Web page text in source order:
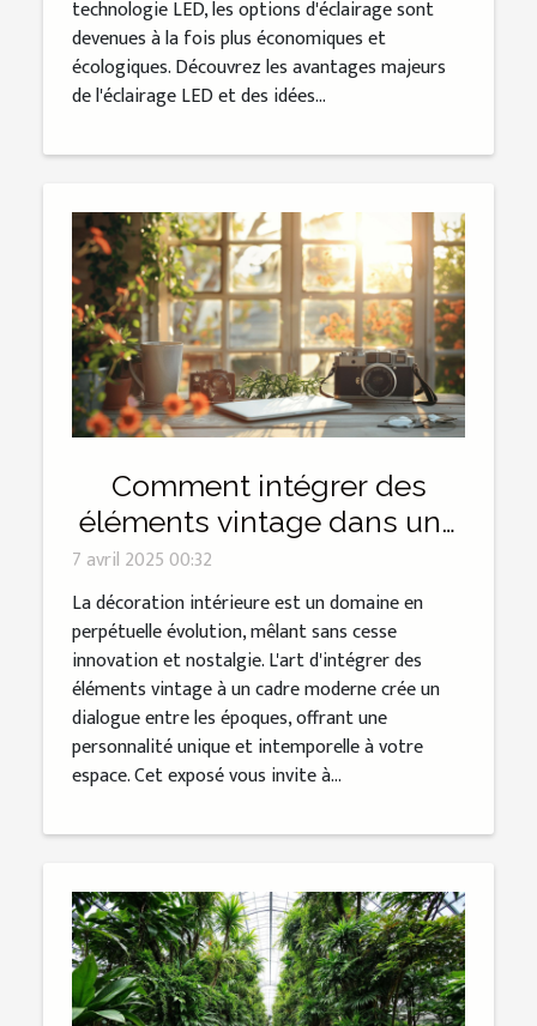
technologie LED, les options d'éclairage sont
devenues à la fois plus économiques et
écologiques. Découvrez les avantages majeurs
de l'éclairage LED et des idées...
Comment intégrer des
éléments vintage dans une
décoration moderne
7 avril 2025 00:32
La décoration intérieure est un domaine en
perpétuelle évolution, mêlant sans cesse
innovation et nostalgie. L'art d'intégrer des
éléments vintage à un cadre moderne crée un
dialogue entre les époques, offrant une
personnalité unique et intemporelle à votre
espace. Cet exposé vous invite à...